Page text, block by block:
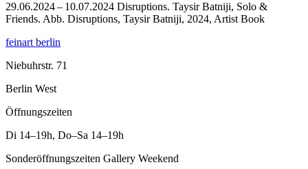
29.06.2024 – 10.07.2024 Disruptions. Taysir Batniji, Solo &
Friends. Abb. Disruptions, Taysir Batniji, 2024, Artist Book
feinart berlin
Niebuhrstr. 71
Berlin West
Öffnungszeiten
Di 14–19h, Do–Sa 14–19h
Sonderöffnungszeiten Gallery Weekend